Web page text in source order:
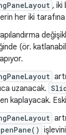
, iki
her iki
(ör.
uzanacak.
kaplayacak. Eski